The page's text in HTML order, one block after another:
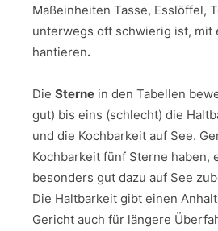
Maßeinheiten Tasse, Esslöffel,
unterwegs oft schwierig ist, mit
hantieren.
Die Sterne in den Tabellen
gut) bis eins (schlecht) die
und die Kochbarkeit auf See.
Kochbarkeit fünf Sterne haben,
besonders gut dazu auf See
Die Haltbarkeit gibt einen
Gericht auch für längere